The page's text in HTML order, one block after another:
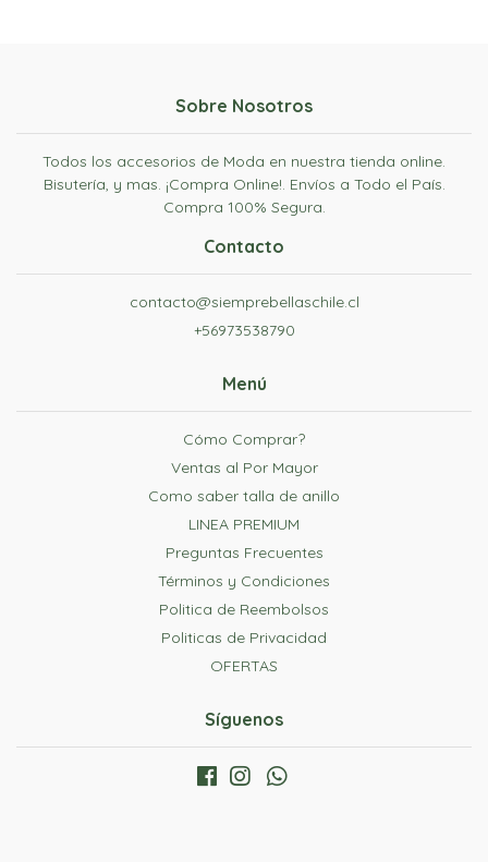
Sobre Nosotros
Todos los accesorios de Moda en nuestra tienda online.
Bisutería, y mas. ¡Compra Online!. Envíos a Todo el País.
Compra 100% Segura.
Contacto
contacto@siemprebellaschile.cl
+56973538790
Menú
Cómo Comprar?
Ventas al Por Mayor
Como saber talla de anillo
LINEA PREMIUM
Preguntas Frecuentes
Términos y Condiciones
Politica de Reembolsos
Politicas de Privacidad
OFERTAS
Síguenos